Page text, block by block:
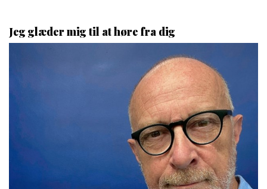
Jeg glæder mig til at høre fra dig